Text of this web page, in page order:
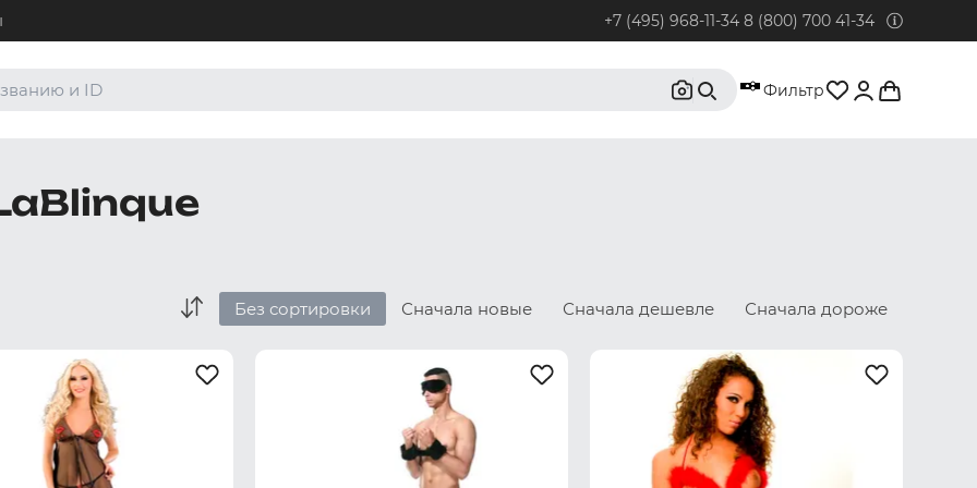
+7 (495) 968-11-34 8 (800) 700 41-34
По любым интересующим вопросам
Фильтр
Без сортировки Сначала новые Сначала дешевле Сначала дороже